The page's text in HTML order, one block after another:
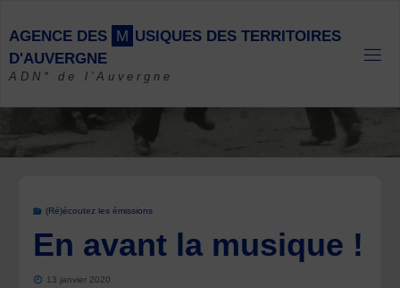
content
AGENCE DES M USIQUES DES TERRITOIRES
D'AUVERGNE
ADN* de l'Auvergne
(Ré)écoutez les émissions
En avant la musique !
13 janvier 2020